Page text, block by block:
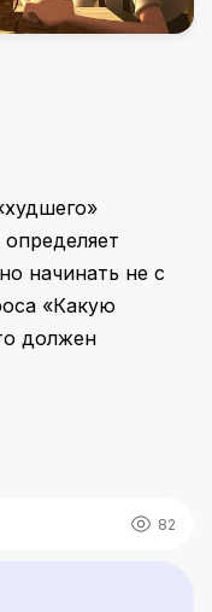
начинать не с
«Какую
должен
82